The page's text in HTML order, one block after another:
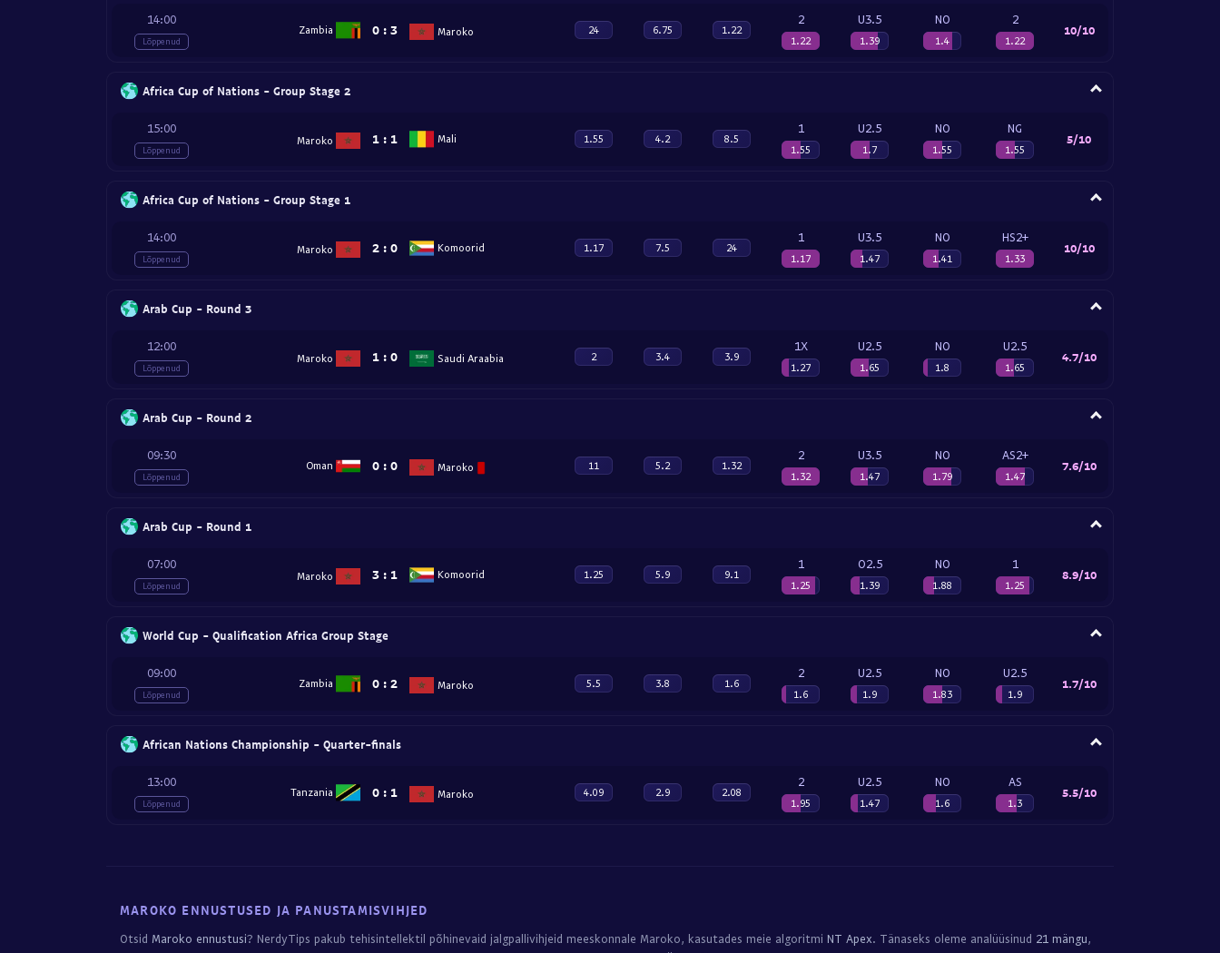
14:00
Lõppenud
Zambia 0 : 3 Maroko 24 6.75 1.22
2
1.22
U3.5
1.39
NO
1.4
2
1.22
10/10
Africa Cup of Nations - Group Stage 2
15:00
Lõppenud
Maroko 1 : 1 Mali 1.55 4.2 8.5
1
1.55
U2.5
1.7
NO
1.55
NG
1.55
5/10
Africa Cup of Nations - Group Stage 1
14:00
Lõppenud
Maroko 2 : 0 Komoorid 1.17 7.5 24
1
1.17
U3.5
1.47
NO
1.41
HS2+
1.33
10/10
Arab Cup - Round 3
12:00
Lõppenud
Maroko 1 : 0 Saudi Araabia 2 3.4 3.9
1X
1.27
U2.5
1.65
NO
1.8
U2.5
1.65
4.7/10
Arab Cup - Round 2
09:30
Lõppenud
Oman 0 : 0 Maroko 11 5.2 1.32
2
1.32
U3.5
1.47
NO
1.79
AS2+
1.47
7.6/10
Arab Cup - Round 1
07:00
Lõppenud
Maroko 3 : 1 Komoorid 1.25 5.9 9.1
1
1.25
O2.5
1.39
NO
1.88
1
1.25
8.9/10
World Cup - Qualification Africa Group Stage
09:00
Lõppenud
Zambia 0 : 2 Maroko 5.5 3.8 1.6
2
1.6
U2.5
1.9
NO
1.83
U2.5
1.9
1.7/10
African Nations Championship - Quarter-finals
13:00
Lõppenud
Tanzania 0 : 1 Maroko 4.09 2.9 2.08
2
1.95
U2.5
1.47
NO
1.6
AS
1.3
5.5/10
MAROKO ENNUSTUSED JA PANUSTAMISVIHJED
Otsid Maroko ennustusi? NerdyTips pakub tehisintellektil põhinevaid jalgpallivihjeid meeskonnale Maroko, kasutades meie algoritmi NT Apex. Tänaseks oleme analüüsinud 21 mängu,